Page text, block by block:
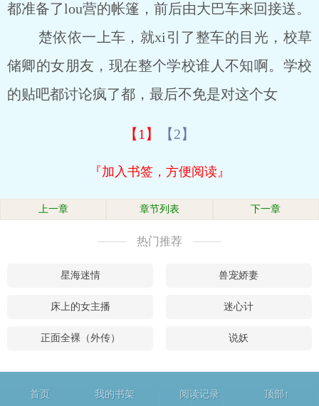
都准备了lou营的帐篷，前后由大巴车来回接送。
楚依依一上车，就xi引了整车的目光，校草
储卿的女朋友，现在整个学校谁人不知啊。学校
的贴吧都讨论疯了都，最后不免是对这个女
【1】 【2】
『加入书签，方便阅读』
上一章 章节列表 下一章
热门推荐
星海迷情 兽宠娇妻
床上的女主播 迷心计
正面全裸（外传） 说妖
首页 我的书架 阅读记录 顶部↑